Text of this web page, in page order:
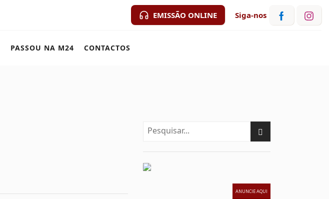
EMISSÃO ONLINE Siga-nos
PASSOU NA M24 CONTACTOS
ANUNCIE AQUI